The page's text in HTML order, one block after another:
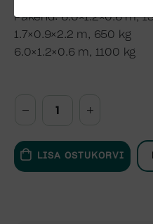
Pakend: 6.0×1.2×0.6 m,
1.7×0.9×2.2 m, 650 kg
6.0×1.2×0.6 m, 1100 kg
LISA OSTUKORVI